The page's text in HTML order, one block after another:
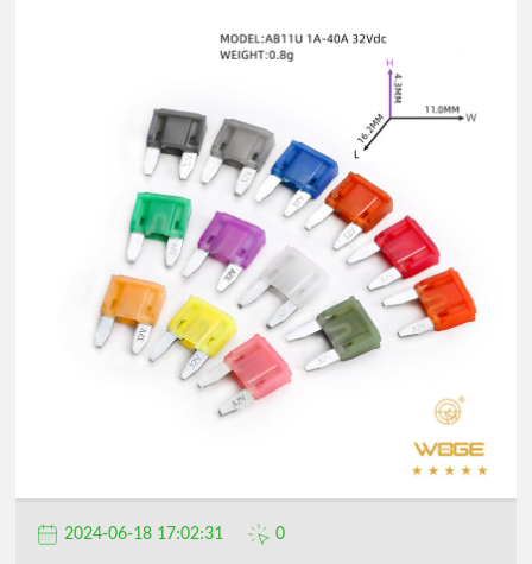
2024-06-18 17:02:31 0